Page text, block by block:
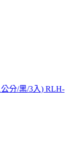
分/黑/3入) RLH-